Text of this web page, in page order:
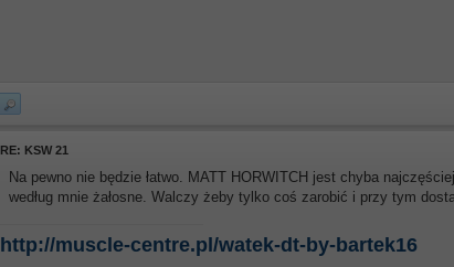
RE: KSW 21
Na pewno nie będzie łatwo. MATT HORWITCH jest chyba
według mnie żałosne. Walczy żeby tylko coś zarobić i przy tym
http://muscle-centre.pl/watek-dt-by-bartek16